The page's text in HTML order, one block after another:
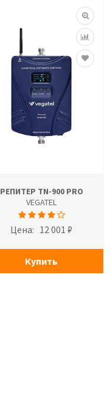
РЕПИТЕР TN-900 PRO
VEGATEL
Цена: 12 001 ₽
Купить